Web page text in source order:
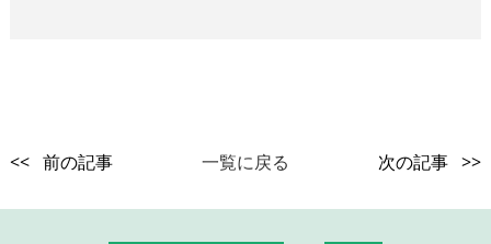
<< 前の記事 一覧に戻る 次の記事 >>